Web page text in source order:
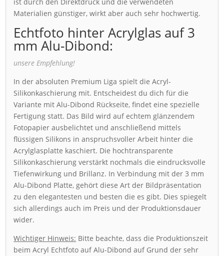
Materialien günstiger, wirkt aber auch sehr hochwertig.
Echtfoto hinter Acrylglas auf 3
mm Alu-Dibond:
unsere Empfehlung!
In der absoluten Premium Liga spielt die Acryl-
Silikonkaschierung mit. Entscheidest du dich für die
Variante mit Alu-Dibond Rückseite, findet eine spezielle
Fertigung statt. Das Bild wird auf echtem glänzendem
Fotopapier ausbelichtet und anschließend mittels
flüssigen Silikons in anspruchsvoller Arbeit hinter die
Acrylglasplatte kaschiert. Die hochtransparente
Silikonkaschierung verstärkt nochmals die eindrucksvolle
Tiefenwirkung und Brillanz. In Verbindung mit der 3 mm
Alu-Dibond Platte, gehört diese Art der Bildpräsentation
zu den elegantesten und besten die es gibt. Dies spiegelt
sich allerdings auch im Preis und der Produktionsdauer
wider.
Wichtiger Hinweis: Bitte beachte, dass die Produktionszeit
beim Acryl Echtfoto auf Alu-Dibond auf Grund der sehr